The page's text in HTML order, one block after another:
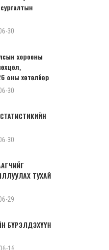
30
хорооны
оны хөтөлбөр
30
30
ТУХАЙ
29
БҮРЭЛДЭХҮҮН